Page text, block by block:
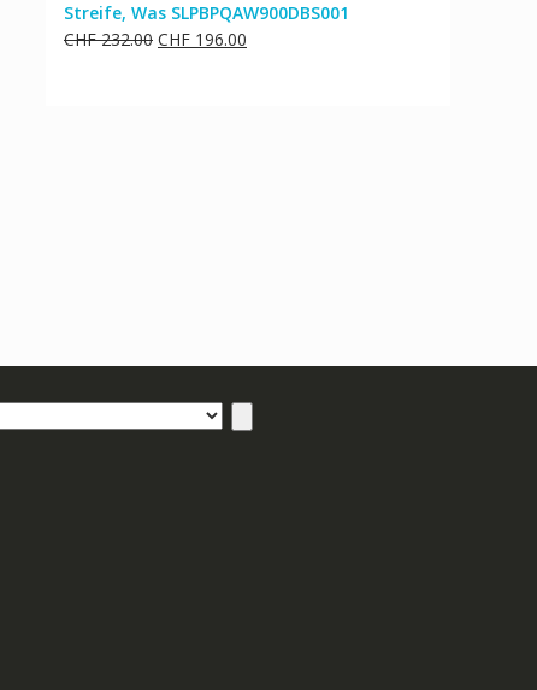
Streife, Was SLPBPQAW900DBS001
CHF232.00 Ursprünglicher
CHF 196.00